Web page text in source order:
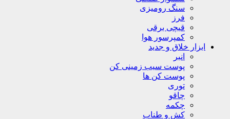
سنگ رومیزی
فرز
قیچی برقی
کمپرسور هوا
ابزار خلاق و جدید
انبر
پوست سیب زمینی کن
پوست کن ها
توری
چاقو
چکمه
کش و طناب